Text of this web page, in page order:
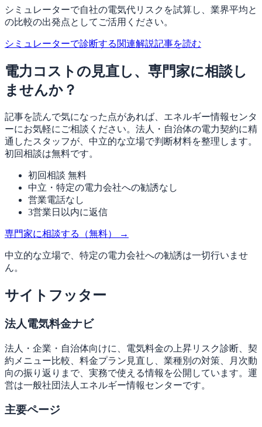
シミュレーターで自社の電気代リスクを試算し、業界平均と
の比較の出発点としてご活用ください。
シミュレーターで診断する関連解説記事を読む
電力コストの見直し、専門家に相談し
ませんか？
記事を読んで気になった点があれば、エネルギー情報センタ
ーにお気軽にご相談ください。法人・自治体の電力契約に精
通したスタッフが、中立的な立場で判断材料を整理します。
初回相談は無料です。
初回相談 無料
中立・特定の電力会社への勧誘なし
営業電話なし
3営業日以内に返信
専門家に相談する（無料） →
中立的な立場で、特定の電力会社への勧誘は一切行いませ
ん。
サイトフッター
法人電気料金ナビ
法人・企業・自治体向けに、電気料金の上昇リスク診断、契
約メニュー比較、料金プラン見直し、業種別の対策、月次動
向の振り返りまで、実務で使える情報を公開しています。運
営は一般社団法人エネルギー情報センターです。
主要ページ